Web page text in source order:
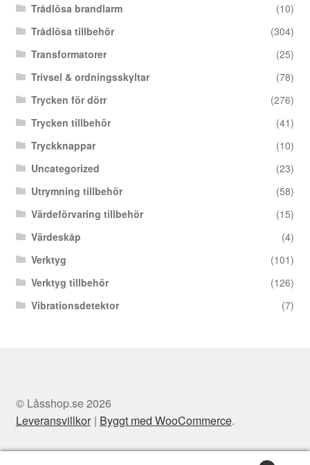
Trådlösa brandlarm
(10)
Trådlösa tillbehör
(304)
Transformatorer
(25)
Trivsel & ordningsskyltar
(78)
Trycken för dörr
(276)
Trycken tillbehör
(41)
Tryckknappar
(10)
Uncategorized
(23)
Utrymning tillbehör
(58)
Värdeförvaring tillbehör
(15)
Värdeskåp
(4)
Verktyg
(101)
Verktyg tillbehör
(126)
Vibrationsdetektor
(7)
© Låsshop.se 2026
Leveransvillkor
Byggt med WooCommerce.